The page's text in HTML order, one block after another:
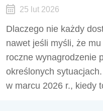
25 lut 2026
Dlaczego nie każdy
nawet jeśli myśli, że
roczne wynagrodzenie
określonych
w marcu 2026 r., kiedy